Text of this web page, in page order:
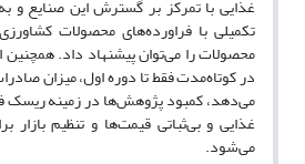
غذایی با تمرکز بر گسترش این صنایع و
تکمیلی با فراورده‌های محصولات
محصولات را می‌توان پیشنهاد داد. همچنین
در کوتاه‌مدت فقط تا دوره اول، میزان
می‌دهد، کمبود پژوهش‌ها در زمینه ریسک
‌غذایی و بی‌ثباتی قیمت‌ها و تنظیم بازار
می‌شود.